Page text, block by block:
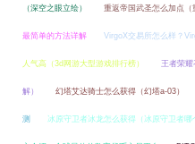
（深空之眼立绘） 重返帝国武圣怎么加点（
最简单的方法详解 VirgoX交易所怎么样？
人气高（3d网游大型游戏排行榜） 王者荣耀
解） 幻塔艾达骑士怎么获得（幻塔a-03）
测 冰原守卫者冰龙怎么获得（冰原守卫者哪